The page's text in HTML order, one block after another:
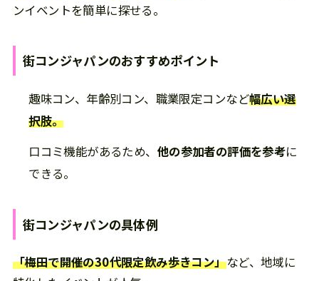
ンイベントを簡単に探せる。
街コンジャパンのおすすめポイント
趣味コン、年齢別コン、職業限定コンなど幅広い選
択肢。
口コミ機能があるため、 他の参加者の評価を参考に
できる。
街コンジャパンの具体例
「梅田で開催の30代限定飲み歩きコン」など、地域に